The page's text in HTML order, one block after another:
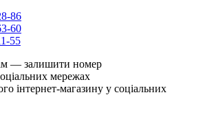
86
60
55
— залишити номер
мережах
інтернет-магазину у соціальних